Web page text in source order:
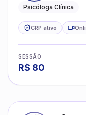
Psicóloga Clínica
CRP ativo
SESSÃO
R$ 80